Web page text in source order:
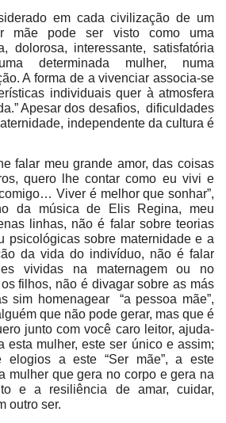
em cada civilização de um
mãe pode ser visto como uma
dolorosa, interessante, satisfatória
determinada mulher, numa
A forma de a vivenciar associa-se
individuais quer à atmosfera
Apesar dos desafios, dificuldades
independente da cultura é
falar meu grande amor, das coisas
quero lhe contar como eu vivi e
Viver é melhor que sonhar”,
da música de Elis Regina, meu
linhas, não é falar sobre teorias
psicológicas sobre maternidade e a
da vida do indivíduo, não é falar
vividas na maternagem ou no
filhos, não é divagar sobre as más
sim homenagear “a pessoa mãe”,
que não pode gerar, mas que é
junto com você caro leitor, ajuda-
esta mulher, este ser único e assim;
elogios a este “Ser mãe”, a este
mulher que gera no corpo e gera na
e a resiliência de amar, cuidar,
outro ser.